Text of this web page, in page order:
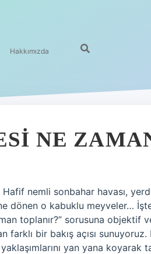
Hakkımızda
NE
nemli sonbahar havası,
dönen o kabuklu meyveler…
toplanır?” sorusuna objektif
farklı bir bakış açısı
yan yana koyarak